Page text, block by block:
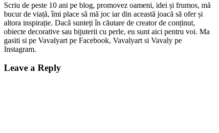
Scriu de peste 10 ani pe blog, promovez oameni, idei și frumos, mă
bucur de viață, îmi place să mă joc iar din această joacă să ofer și
altora inspirație. Dacă sunteți în căutare de creator de conținut,
obiecte decorative sau bijuterii cu perle, eu sunt aici pentru voi. Ma
gasiti si pe Vavalyart pe Facebook, Vavalyart si Vavaly pe
Instagram.
Leave a Reply